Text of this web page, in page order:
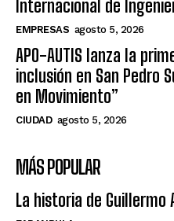
Internacional de
EMPRESAS agosto 5, 2026
APO-AUTIS lanza la
inclusión en San Pedro
en Movimiento”
CIUDAD agosto 5, 2026
MÁS POPULAR
La historia de Guillermo